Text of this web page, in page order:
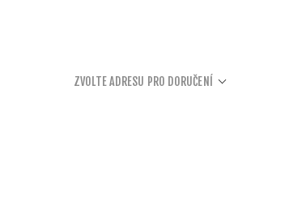
ZVOLTE ADRESU PRO DORUČENÍ